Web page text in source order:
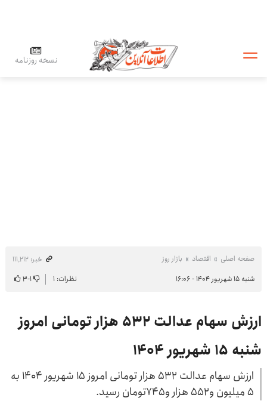
نسخه روزنامه
صفحه اصلی اقتصاد بازار روز
خبر: ۱۱۱٬۲۱۲
شنبه ۱۵ شهریور ۱۴۰۴ - ۱۶:۰۶
نظرات: ۱ ۱-۳
ارزش سهام عدالت ۵۳۲ هزار تومانی امروز
شنبه ۱۵ شهریور ۱۴۰۴
ارزش سهام عدالت ۵۳۲ هزار تومانی امروز ۱۵ شهریور ۱۴۰۴ به
۵ میلیون و۵۵۲ هزار و۷۴۵تومان رسید.